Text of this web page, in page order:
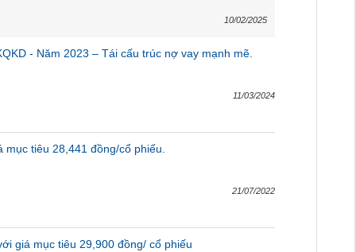
10/02/2025
- Năm 2023 – Tái cấu trúc nợ vay mạnh mẽ.
11/03/2024
mục tiêu 28,441 đồng/cổ phiếu.
21/07/2022
giá mục tiêu 29,900 đồng/ cổ phiếu